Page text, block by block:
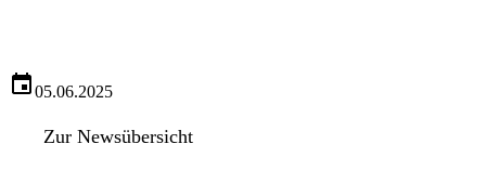
05.06.2025
Zur Newsübersicht